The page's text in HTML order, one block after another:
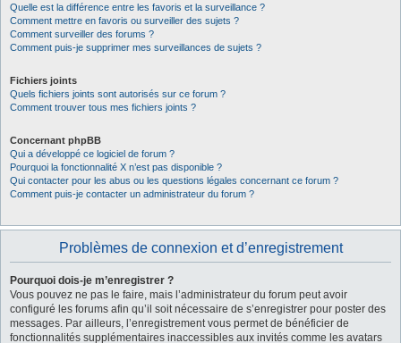
Quelle est la différence entre les favoris et la surveillance ?
Comment mettre en favoris ou surveiller des sujets ?
Comment surveiller des forums ?
Comment puis-je supprimer mes surveillances de sujets ?
Fichiers joints
Quels fichiers joints sont autorisés sur ce forum ?
Comment trouver tous mes fichiers joints ?
Concernant phpBB
Qui a développé ce logiciel de forum ?
Pourquoi la fonctionnalité X n’est pas disponible ?
Qui contacter pour les abus ou les questions légales concernant ce forum ?
Comment puis-je contacter un administrateur du forum ?
Problèmes de connexion et d’enregistrement
Pourquoi dois-je m’enregistrer ?
Vous pouvez ne pas le faire, mais l’administrateur du forum peut avoir
configuré les forums afin qu’il soit nécessaire de s’enregistrer pour poster des
messages. Par ailleurs, l’enregistrement vous permet de bénéficier de
fonctionnalités supplémentaires inaccessibles aux invités comme les avatars